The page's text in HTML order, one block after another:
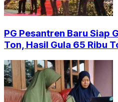
PG Pesantren Baru Siap
Ton, Hasil Gula 65 Ribu